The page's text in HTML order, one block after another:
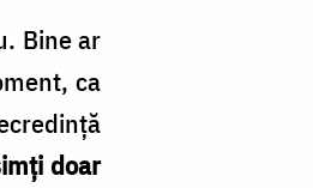
Bine ar
ca
doar